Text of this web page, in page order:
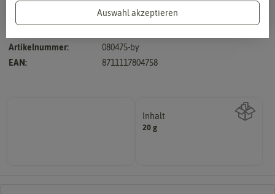
Artikelnummer:
080475-by
EAN:
8711117804758
Inhalt
20 g
Auswahl akzeptieren